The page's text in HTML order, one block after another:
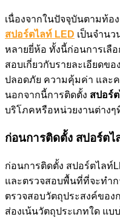
เนื่องจากในปัจจุบันตามท้อ
สปอร์ตไลท์ LED เป็นจำน
หลายยี่ห้อ ทั้งนี้ก่อนการเลื
สอบเกี่ยวกับรายละเอียดข
ปลอดภัย ความคุ้มค่า และ
นอกจากนี้การติดตั้ง สปอร์
บริโภคหรือหน่วยงานต่าง
ก่อนการติดตั้ง สปอร์ตไ
ก่อนการติดตั้ง สปอร์ตไลท์
และตรวจสอบพื้นที่ที่จะทำก
ตรวจสอบวัตถุประสงค์ของ
ส่องเน้นวัตถุประเภทใด แบ